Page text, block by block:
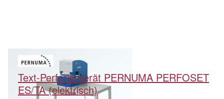
Text-Perforiergerät PERNUMA PERFOSET
ES/TA (elektrisch)